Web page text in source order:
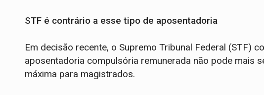
STF é contrário a esse tipo de aposentadoria
Em decisão recente, o Supremo Tribunal Federal (STF)
aposentadoria compulsória remunerada não pode mais
máxima para magistrados.